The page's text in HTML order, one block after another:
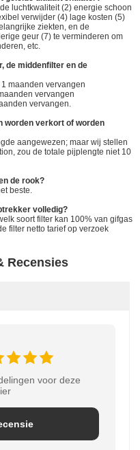
luchtkwaliteit (2) energie schoon
verwijder (4) lage kosten (5)
ziekten, en de
geur (7) te verminderen om
etc.
de middenfilter en de
maanden vervangen
vervangen
vervangen.
worden verkort of worden
aangewezen; maar wij stellen
zou de totale pijplengte niet 10
de rook?
beste.
volledig?
soort filter kan 100% van gifgas
filter netto tarief op verzoek
Recensies
voor deze